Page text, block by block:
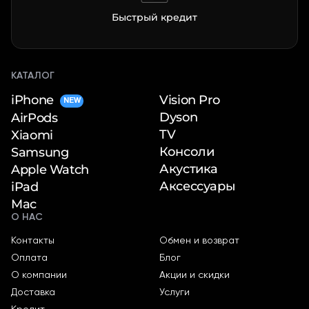
Быстрый кредит
КАТАЛОГ
iPhone NEW
AirPods
Xiaomi
Samsung
Apple Watch
iPad
Mac
Vision Pro
Dyson
TV
Консоли
Акустика
Аксессуары
О НАС
Контакты
Оплата
О компании
Доставка
Обмен и возврат
Блог
Акции и скидки
Услуги
раз в 2 недели